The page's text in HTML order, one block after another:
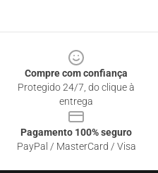
Compre com confiança
Protegido 24/7, do clique à
entrega
Pagamento 100% seguro
PayPal / MasterCard / Visa